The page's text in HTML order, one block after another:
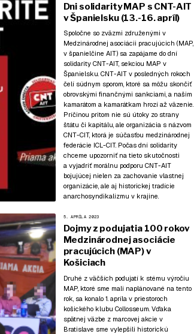
Dni solidarity MAP s CNT-AIT
v Španielsku (13.-16. apríl)
Spoločne so zväzmi združenými v
Medzinárodnej asociácii pracujúcich (MAP,
v španielčine AIT) sa zapájame do dní
solidarity CNT-AIT, sekciou MAP v
Španielsku. CNT-AIT v posledných rokoch
čelí súdnym sporom, ktoré sa môžu skončiť
obrovskými finančnými sankciami, a našim
kamarátom a kamarátkam hrozí až väzenie.
Príčinou pritom nie sú útoky zo strany
štátu či kapitálu, ale organizácia s názvom
CNT-CIT, ktorá je súčasťou medzinárodnej
federácie ICL-CIT. Počas dní solidarity
chceme upozorniť na tieto skutočnosti
a vyjadriť morálnu podporu CNT-AIT
bojujúcej nielen za zachovanie vlastnej
organizácie, ale aj historickej tradície
anarchosyndikalizmu v krajine.
5. APRÍLA 2023
Dojmy z podujatia 100 rokov
Medzinárodnej asociácie
pracujúcich (MAP) v
Košiciach
Druhé z väčších podujatí k stému výročiu
MAP, ktoré sme mali naplánované na tento
rok, sa konalo 1. apríla v priestoroch
košického klubu Collosseum. Vďaka
spätnej väzbe z marcovej akcie v
Bratislave sme vylepšili historickú